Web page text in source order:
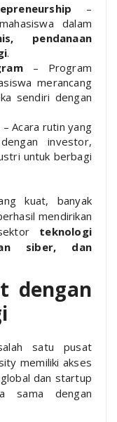
–
dalam
pendanaan
.
– Program
merancang
sendiri dengan
– Acara rutin yang
investor,
untuk berbagi
kuat, banyak
mendirikan
teknologi
siber, dan
dengan
satu pusat
memiliki akses
dan startup
sama dengan